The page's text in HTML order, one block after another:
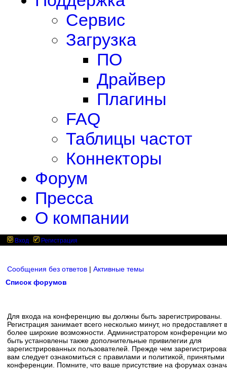
Сервис
Загрузка
ПО
Драйвер
Плагины
FAQ
Таблицы частот
Коннекторы
Форум
Пресса
О компании
Вход Регистрация
Сообщения без ответов | Активные темы
Список форумов
Для входа на конференцию вы должны быть зарегистрированы.
Регистрация занимает всего несколько минут, но предоставляет
более широкие возможности. Администратором конференции
быть установлены также дополнительные привилегии для
зарегистрированных пользователей. Прежде чем
вам следует ознакомиться с правилами и политикой, принятыми
конференции. Помните, что ваше присутствие на форумах